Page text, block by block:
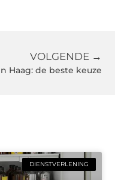
VOLGENDE →
Haag: de beste keuze
DIENSTVERLENING